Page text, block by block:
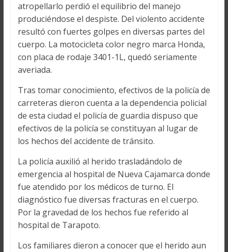
atropellarlo perdió el equilibrio del manejo
produciéndose el despiste. Del violento accidente
resultó con fuertes golpes en diversas partes del
cuerpo. La motocicleta color negro marca Honda,
con placa de rodaje 3401-1L, quedó seriamente
averiada.
Tras tomar conocimiento, efectivos de la policía de
carreteras dieron cuenta a la dependencia policial
de esta ciudad el policía de guardia dispuso que
efectivos de la policía se constituyan al lugar de
los hechos del accidente de tránsito.
La policía auxilió al herido trasladándolo de
emergencia al hospital de Nueva Cajamarca donde
fue atendido por los médicos de turno. El
diagnóstico fue diversas fracturas en el cuerpo.
Por la gravedad de los hechos fue referido al
hospital de Tarapoto.
Los familiares dieron a conocer que el herido aun